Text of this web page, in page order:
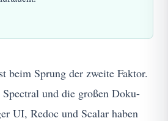
beim Sprung der zweite Faktor.
und die großen Doku-
UI, Redoc und Scalar haben